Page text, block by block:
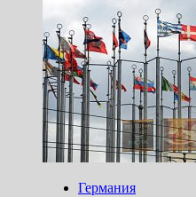
Германия
намерена
закупать
оружие
преимущественно
у своих
производителей
Германия